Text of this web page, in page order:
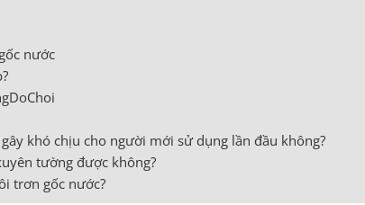
nước
khó chịu cho người mới sử dụng lần đầu không?
tường được không?
trơn gốc nước?